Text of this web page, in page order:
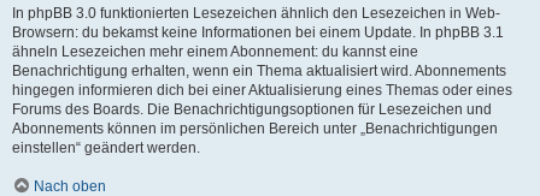
In phpBB 3.0 funktionierten Lesezeichen ähnlich den Lesezeichen in Web-
Browsern: du bekamst keine Informationen bei einem Update. In phpBB 3.1
ähneln Lesezeichen mehr einem Abonnement: du kannst eine
Benachrichtigung erhalten, wenn ein Thema aktualisiert wird. Abonnements
hingegen informieren dich bei einer Aktualisierung eines Themas oder eines
Forums des Boards. Die Benachrichtigungsoptionen für Lesezeichen und
Abonnements können im persönlichen Bereich unter „Benachrichtigungen
einstellen“ geändert werden.
Nach oben